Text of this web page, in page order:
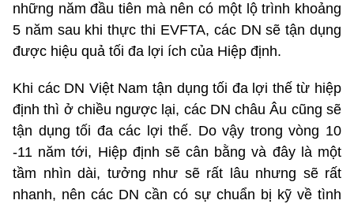
những năm đầu tiên mà nên có một lộ trình khoảng
5 năm sau khi thực thi EVFTA, các DN sẽ tận dụng
được hiệu quả tối đa lợi ích của Hiệp định.
Khi các DN Việt Nam tận dụng tối đa lợi thế từ hiệp
định thì ở chiều ngược lại, các DN châu Âu cũng sẽ
tận dụng tối đa các lợi thế. Do vậy trong vòng 10
-11 năm tới, Hiệp định sẽ cân bằng và đây là một
tầm nhìn dài, tưởng như sẽ rất lâu nhưng sẽ rất
nhanh, nên các DN cần có sự chuẩn bị kỹ về tình